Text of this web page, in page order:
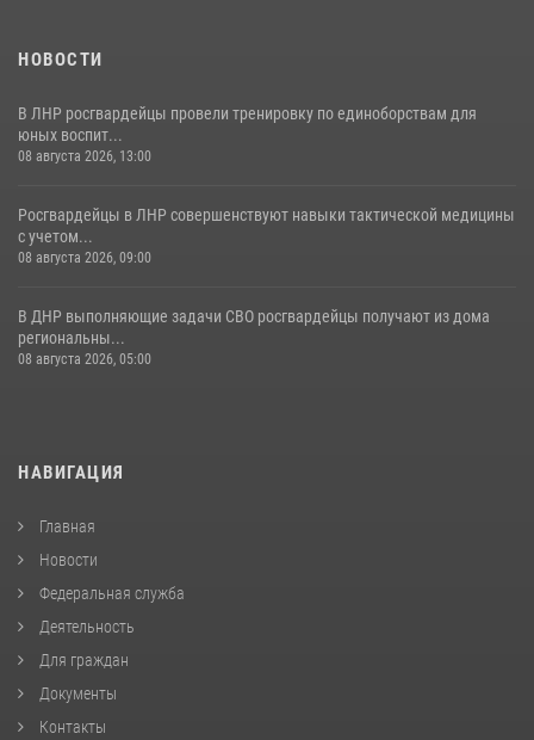
НОВОСТИ
В ЛНР росгвардейцы провели тренировку по единоборствам для
юных воспит...
08 августа 2026, 13:00
Росгвардейцы в ЛНР совершенствуют навыки тактической медицины
с учетом...
08 августа 2026, 09:00
В ДНР выполняющие задачи СВО росгвардейцы получают из дома
региональны...
08 августа 2026, 05:00
НАВИГАЦИЯ
Главная
Новости
Федеральная служба
Деятельность
Для граждан
Документы
Контакты